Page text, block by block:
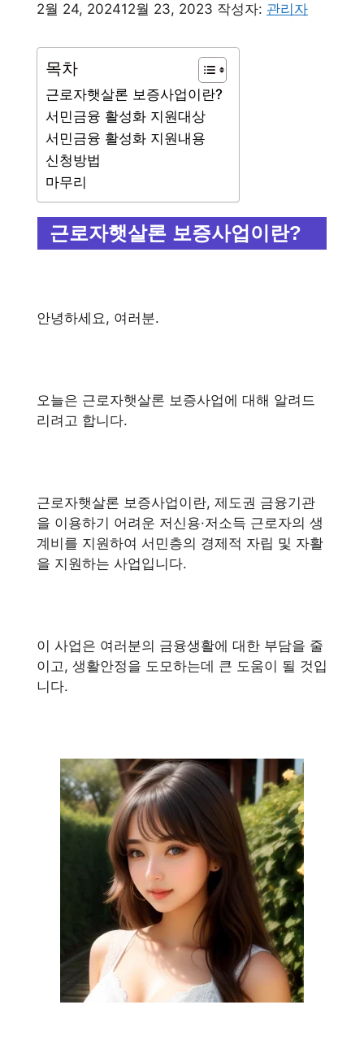
2월 24, 202412월 23, 2023 작성자: 관리자
목차
근로자햇살론 보증사업이란?
서민금융 활성화 지원대상
서민금융 활성화 지원내용
신청방법
마무리
근로자햇살론 보증사업이란?
안녕하세요, 여러분.
오늘은 근로자햇살론 보증사업에 대해 알려드
리려고 합니다.
근로자햇살론 보증사업이란, 제도권 금융기관
을 이용하기 어려운 저신용·저소득 근로자의 생
계비를 지원하여 서민층의 경제적 자립 및 자활
을 지원하는 사업입니다.
이 사업은 여러분의 금융생활에 대한 부담을 줄
이고, 생활안정을 도모하는데 큰 도움이 될 것입
니다.